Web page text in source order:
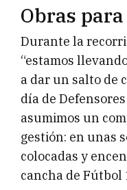
Obras
Durante la
“estamos
a dar un salto de
día de
asumimos un
gestión: en unas
colocadas y
cancha de Fútbol